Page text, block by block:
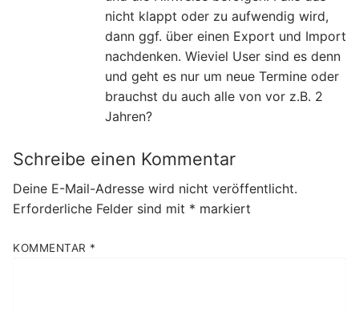
nicht klappt oder zu aufwendig wird,
dann ggf. über einen Export und Import
nachdenken. Wieviel User sind es denn
und geht es nur um neue Termine oder
brauchst du auch alle von vor z.B. 2
Jahren?
Schreibe einen Kommentar
Deine E-Mail-Adresse wird nicht veröffentlicht.
Erforderliche Felder sind mit * markiert
KOMMENTAR *